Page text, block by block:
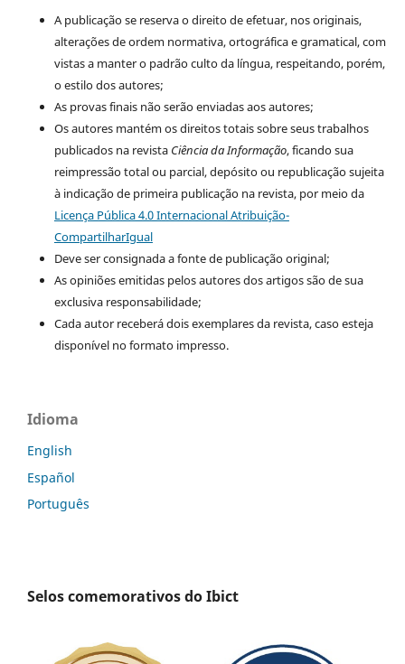
A publicação se reserva o direito de efetuar, nos originais,
alterações de ordem normativa, ortográfica e gramatical, com
vistas a manter o padrão culto da língua, respeitando, porém,
o estilo dos autores;
As provas finais não serão enviadas aos autores;
Os autores mantém os direitos totais sobre seus trabalhos
publicados na revista Ciência da Informação, ficando sua
reimpressão total ou parcial, depósito ou republicação sujeita
à indicação de primeira publicação na revista, por meio da
Licença Pública 4.0 Internacional Atribuição-
CompartilharIgual
Deve ser consignada a fonte de publicação original;
As opiniões emitidas pelos autores dos artigos são de sua
exclusiva responsabilidade;
Cada autor receberá dois exemplares da revista, caso esteja
disponível no formato impresso.
Idioma
English
Español
Português
Selos comemorativos do Ibict